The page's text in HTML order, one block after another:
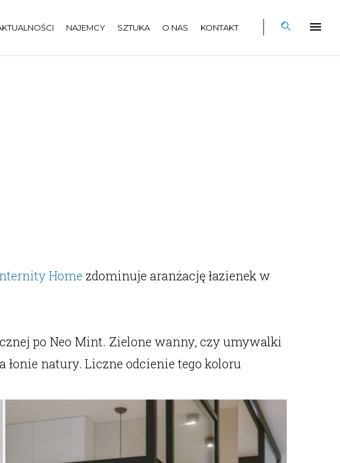
NAJEMCY SZTUKA O NAS KONTAKT
Home zdominuje aranżację łazienek w
po Neo Mint. Zielone wanny, czy umywalki
natury. Liczne odcienie tego koloru